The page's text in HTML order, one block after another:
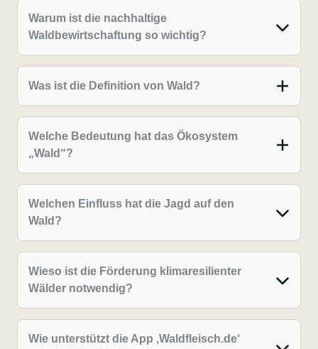
Warum ist die nachhaltige
Waldbewirtschaftung so wichtig?
Was ist die Definition von Wald?
Welche Bedeutung hat das Ökosystem
„Wald“?
Welchen Einfluss hat die Jagd auf den
Wald?
Wieso ist die Förderung klimaresilienter
Wälder notwendig?
Wie unterstützt die App ‚Waldfleisch.de‘